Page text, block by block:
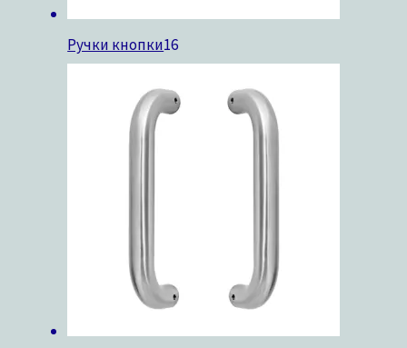
Ручки кнопки16